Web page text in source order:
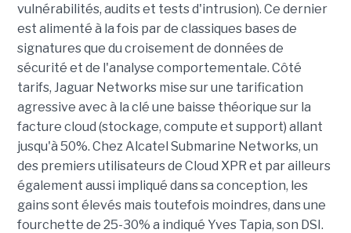
vulnérabilités, audits et tests d'intrusion). Ce dernier
est alimenté à la fois par de classiques bases de
signatures que du croisement de données de
sécurité et de l'analyse comportementale. Côté
tarifs, Jaguar Networks mise sur une tarification
agressive avec à la clé une baisse théorique sur la
facture cloud (stockage, compute et support) allant
jusqu'à 50%. Chez Alcatel Submarine Networks, un
des premiers utilisateurs de Cloud XPR et par ailleurs
également aussi impliqué dans sa conception, les
gains sont élevés mais toutefois moindres, dans une
fourchette de 25-30% a indiqué Yves Tapia, son DSI.